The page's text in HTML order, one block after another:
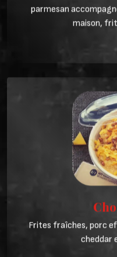
parmesan
maison,
Frites fraîches, porc
cheddar